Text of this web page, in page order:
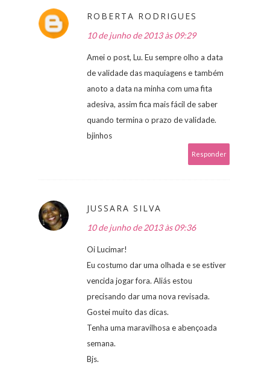
ROBERTA RODRIGUES
10 de junho de 2013 às 09:29
Amei o post, Lu. Eu sempre olho a data
de validade das maquiagens e também
anoto a data na minha com uma fita
adesiva, assim fica mais fácil de saber
quando termina o prazo de validade.
bjinhos
Responder
JUSSARA SILVA
10 de junho de 2013 às 09:36
Oi Lucimar!
Eu costumo dar uma olhada e se estiver
vencida jogar fora. Aliás estou
precisando dar uma nova revisada.
Gostei muito das dicas.
Tenha uma maravilhosa e abençoada
semana.
Bjs.